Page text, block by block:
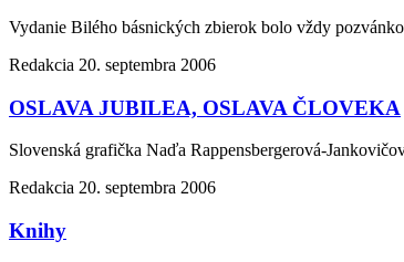
Vydanie Bilého básnických zbierok bolo vždy
Redakcia 20. septembra 2006
OSLAVA JUBILEA, OSLAVA ČLOVEKA
Slovenská grafička Naďa Rappensbergerová-
Redakcia 20. septembra 2006
Knihy